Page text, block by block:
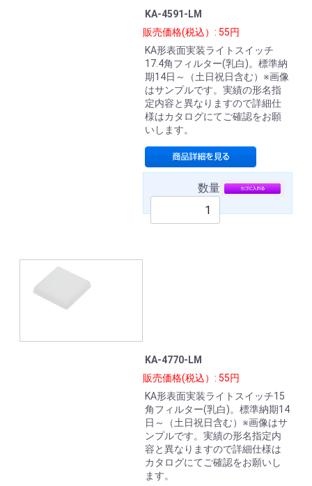
KA-4591-LM
販売価格(税込）: 55円
KA形表面実装ライトスイッチ
17.4角フィルター(乳白)。標準納
期14日～（土日祝日含む）※画像
はサンプルです。実績の形名指
定内容と異なりますので詳細仕
様はカタログにてご確認をお願
いします。
数量
KA-4770-LM
販売価格(税込）: 55円
KA形表面実装ライトスイッチ15
角フィルター(乳白)。標準納期14
日～（土日祝日含む）※画像はサ
ンプルです。実績の形名指定内
容と異なりますので詳細仕様は
カタログにてご確認をお願いし
ます。